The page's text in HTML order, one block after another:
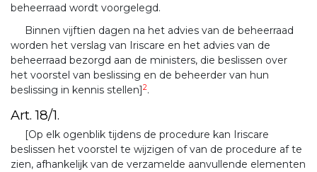
beheerraad wordt voorgelegd.
Binnen vijftien dagen na het advies van de beheerraad
worden het verslag van Iriscare en het advies van de
beheerraad bezorgd aan de ministers, die beslissen over
het voorstel van beslissing en de beheerder van hun
beslissing in kennis stellen]2.
Art. 18/1.
[Op elk ogenblik tijdens de procedure kan Iriscare
beslissen het voorstel te wijzigen of van de procedure af te
zien, afhankelijk van de verzamelde aanvullende elementen